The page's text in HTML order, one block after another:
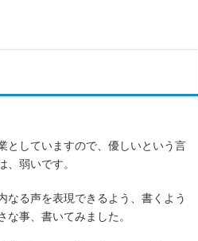
としていますので、優しいという言
弱いです。
なる声を表現できるよう、書くよう
事、書いてみました。